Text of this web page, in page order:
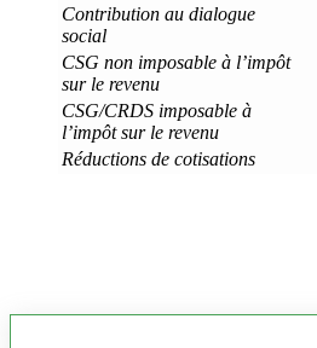
Contribution au dialogue
social
CSG non imposable à l’impôt
sur le revenu
CSG/CRDS imposable à
l’impôt sur le revenu
Réductions de cotisations